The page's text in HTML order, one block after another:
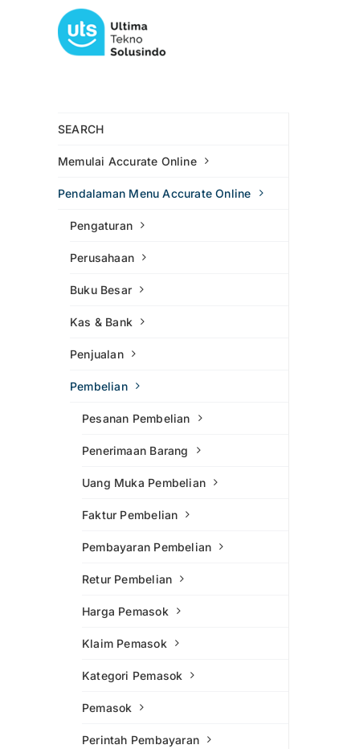
SEARCH
Memulai Accurate Online
Pendalaman Menu Accurate Online
Pengaturan
Perusahaan
Buku Besar
Kas & Bank
Penjualan
Pembelian
Pesanan Pembelian
Penerimaan Barang
Uang Muka Pembelian
Faktur Pembelian
Pembayaran Pembelian
Retur Pembelian
Harga Pemasok
Klaim Pemasok
Kategori Pemasok
Pemasok
Perintah Pembayaran